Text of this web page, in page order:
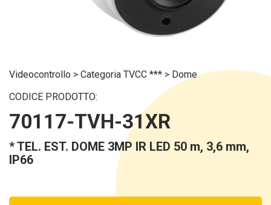
Videocontrollo > Categoria TVCC *** > Dome
CODICE PRODOTTO:
70117-TVH-31XR
* TEL. EST. DOME 3MP IR LED 50 m, 3,6 mm,
IP66